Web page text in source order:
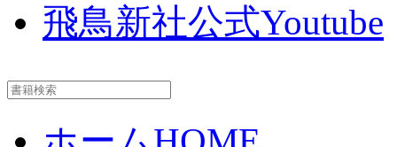
飛鳥新社公式Youtube